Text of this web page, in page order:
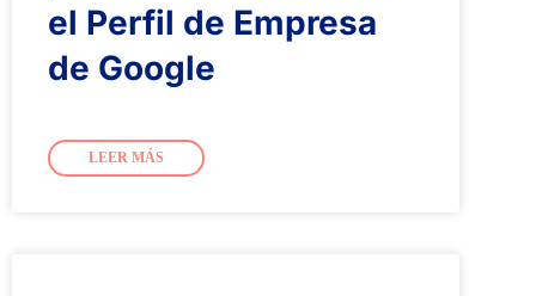
el Perfil de Empresa
de Google
LEER MÁS